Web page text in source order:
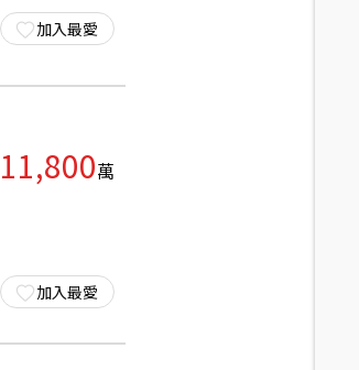
加入最愛
11,800萬
加入最愛